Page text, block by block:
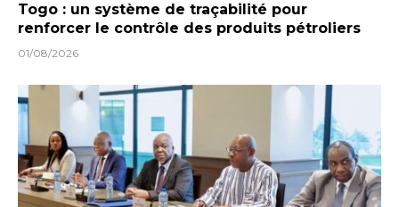
Togo : un système de traçabilité pour
renforcer le contrôle des produits pétroliers
01/08/2026